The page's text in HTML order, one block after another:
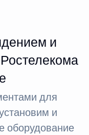
и
для
и
оборудование